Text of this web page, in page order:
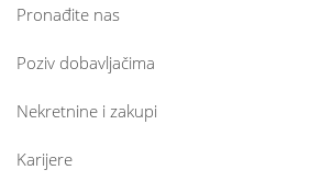
Pronađite nas
Poziv dobavljačima
Nekretnine i zakupi
Karijere